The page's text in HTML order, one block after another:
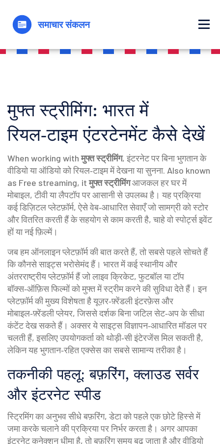
मुफ्त स्ट्रीमिंग: भारत में
रियल‑टाइम एंटरटेनमेंट कैसे देखें
When working withमुफ्त स्ट्रीमिंग,इंटरनेट पर बिना भुगतान के
वीडियो या ऑडियो को रियल‑टाइम में देखना या सुनना. Also known
as Free streaming, itमुफ्त स्ट्रीमिंगआजकल हर घर में
मोबाइल, टीवी या लैपटॉप पर आसानी से उपलब्ध है। यह प्रक्रिया
कईडिज़िटल प्लेटफ़ॉर्म,ऐसे वेब‑आधारित सेवाएँ जो सामग्री को स्टोर
और वितरित करती हैंके सहयोग से काम करती है, चाहे वो स्पोर्ट्स इवेंट
हों या नई फ़िल्में।
जब हम ऑनलाइन प्लेटफ़ॉर्म की बात करते हैं, तो सबसे पहले सोचते हैं
कि कौनसे साइट्स भरोसेमंद हैं। भारत में कई स्थानीय और
अंतरराष्ट्रीय प्लेटफ़ॉर्म हैं जो लाइव क्रिकेट, फुटबॉल या टॉप
बॉक्स‑ऑफ़िस फिल्मों को मुफ्त में स्ट्रीम करने की सुविधा देते हैं। इन
प्लेटफ़ॉर्म की मुख्य विशेषता है यूज़र‑फ़्रेंडली इंटरफ़ेस और
मोबाइल‑फ़्रेंडली प्लेयर, जिससे दर्शक बिना जटिल सेट‑अप के सीधा
कंटेंट देख सकते हैं। अक्सर ये साइट्स विज्ञापन‑आधारित मॉडल पर
चलती हैं, इसलिए उपयोगकर्ता को थोड़ी‑सी इंटेरजेंस मिल सकती है,
लेकिन यह भुगतान‑रहित एक्सेस का सबसे सामान्य तरीका है।
तकनीकी पहलू: बफ़रिंग, क्लाउड सर्वर
और इंटरनेट स्पीड
स्ट्रिमिंग का अनुभव सीधेबफ़रिंग,डेटा को पहले एक छोटे हिस्से में
जमा करके चलाने की प्रक्रियापर निर्भर करता है। अगर आपका
इंटरनेट कनेक्शन धीमा है, तो बफ़रिंग समय बढ़ जाता है और वीडियो